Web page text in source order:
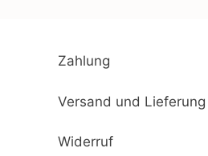
Zahlung
Versand und Lieferung
Widerruf